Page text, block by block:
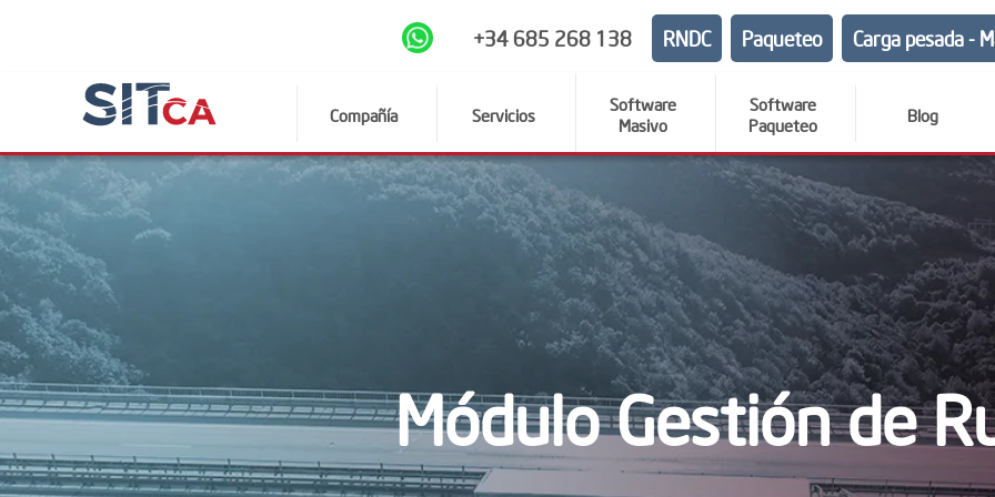
+34 685 268 138 RNDC Paqueteo Carga pesada -
Compañía Servicios
Software
Masivo
Software
Paqueteo
Blog
Módulo Gestión de